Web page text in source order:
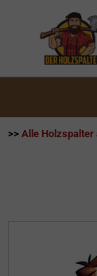
>> Alle Holzspalter